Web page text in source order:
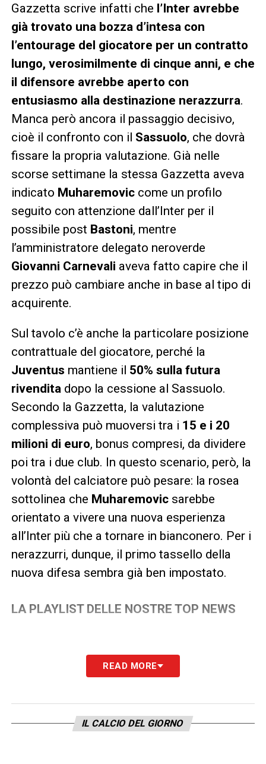
Gazzetta scrive infatti che l’Inter avrebbe
già trovato una bozza d’intesa con
l’entourage del giocatore per un contratto
lungo, verosimilmente di cinque anni, e che
il difensore avrebbe aperto con
entusiasmo alla destinazione nerazzurra.
Manca però ancora il passaggio decisivo,
cioè il confronto con il Sassuolo, che dovrà
fissare la propria valutazione. Già nelle
scorse settimane la stessa Gazzetta aveva
indicato Muharemoviccome un profilo
seguito con attenzione dall’Inter per il
possibile post Bastoni, mentre
l’amministratore delegato neroverde
Giovanni Carnevali aveva fatto capire che il
prezzo può cambiare anche in base al tipo di
acquirente.
Sul tavolo c’è anche la particolare posizione
contrattuale del giocatore, perché la
Juventus mantiene il 50% sulla futura
rivendita dopo la cessione al Sassuolo.
Secondo la Gazzetta, la valutazione
complessiva può muoversi tra i 15 e i 20
milioni di euro, bonus compresi, da dividere
poi tra i due club. In questo scenario, però, la
volontà del calciatore può pesare: la rosea
sottolinea che Muharemovicsarebbe
orientato a vivere una nuova esperienza
all’Inter più che a tornare in bianconero. Per i
nerazzurri, dunque, il primo tassello della
nuova difesa sembra già ben impostato.
LA PLAYLIST DELLE NOSTRE TOP NEWS
READ MORE
IL CALCIO DEL GIORNO